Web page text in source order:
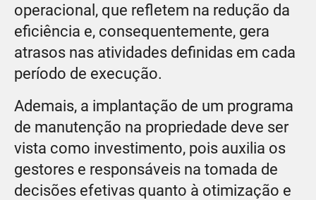
operacional, que refletem na redução da
eficiência e, consequentemente, gera
atrasos nas atividades definidas em cada
período de execução.
Ademais, a implantação de um programa
de manutenção na propriedade deve ser
vista como investimento, pois auxilia os
gestores e responsáveis na tomada de
decisões efetivas quanto à otimização e